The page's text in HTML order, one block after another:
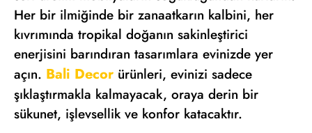
Her bir ilmiğinde bir zanaatkarın kalbini, her
kıvrımında tropikal doğanın sakinleştirici
enerjisini barındıran tasarımlara evinizde yer
açın. Bali Decor ürünleri, evinizi sadece
şıklaştırmakla kalmayacak, oraya derin bir
sükunet, işlevsellik ve konfor katacaktır.